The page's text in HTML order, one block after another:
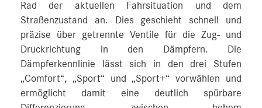
Rad der aktuellen Fahrsituation und dem
Straßenzustand an. Dies geschieht schnell und
präzise über getrennte Ventile für die Zug- und
Druckrichtung in den Dämpfern. Die
Dämpferkennlinie lässt sich in den drei Stufen
„Comfort“, „Sport“ und „Sport+“ vorwählen und
ermöglicht damit eine deutlich spürbare